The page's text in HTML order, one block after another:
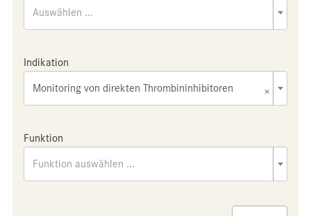
Auswählen ...
Indikation
×
Monitoring von direkten Thrombininhibitoren
Funktion
Funktion auswählen ...